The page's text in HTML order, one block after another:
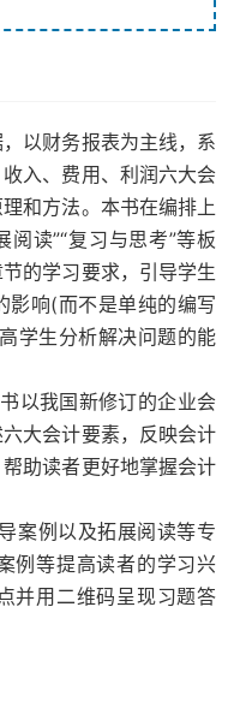
以财务报表为主线，系
入、费用、利润六大会
和方法。本书在编排上
阅读”“复习与思考”等板
的学习要求，引导学生
影响(而不是单纯的编写
学生分析解决问题的能
以我国新修订的企业会
大会计要素，反映会计
助读者更好地掌握会计
案例以及拓展阅读等专
例等提高读者的学习兴
并用二维码呈现习题答